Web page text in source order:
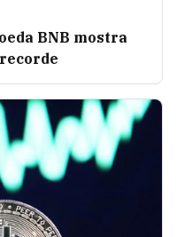
BNB mostra